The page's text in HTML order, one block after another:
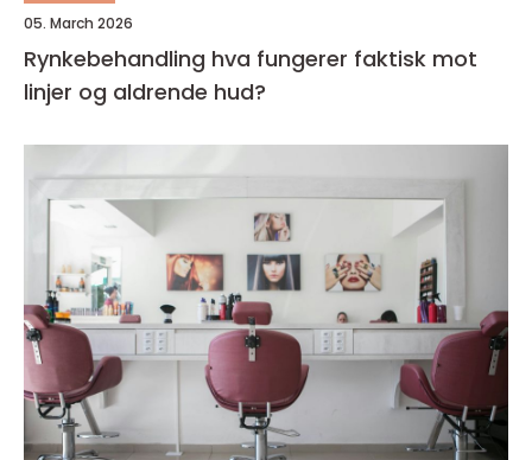
05. March 2026
Rynkebehandling hva fungerer faktisk mot
linjer og aldrende hud?